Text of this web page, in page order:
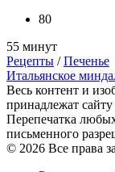
80
55 минут
Рецепты /Печенье
Итальянское
Весь контент и
принадлежат сайту
Перепечатка
письменного
© 2026 Все права